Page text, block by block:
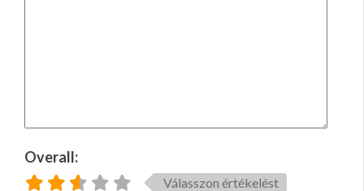
Overall:
Válasszon értékelést